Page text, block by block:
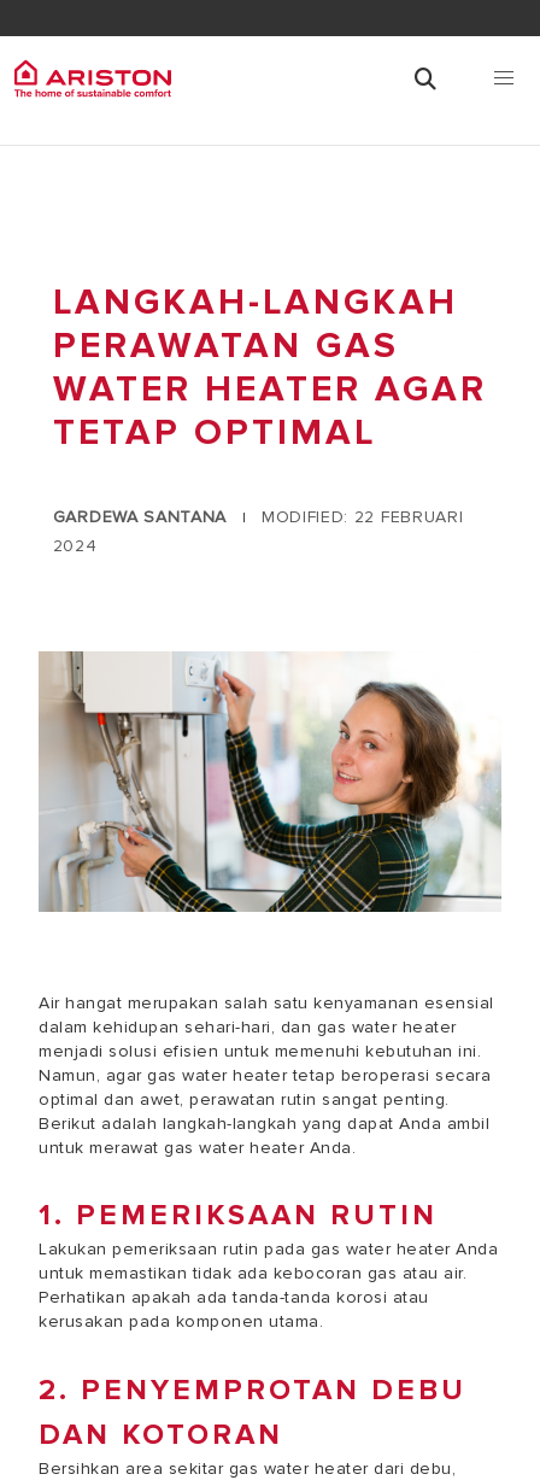
LANGKAH-LANGKAH
PERAWATAN GAS
WATER HEATER AGAR
TETAP OPTIMAL
GARDEWA SANTANA |
MODIFIED: 22 FEBRUARI
2024
Air hangat merupakan salah satu kenyamanan esensial
dalam kehidupan sehari-hari, dan gas water heater
menjadi solusi efisien untuk memenuhi kebutuhan ini.
Namun, agar gas water heater tetap beroperasi secara
optimal dan awet, perawatan rutin sangat penting.
Berikut adalah langkah-langkah yang dapat Anda ambil
untuk merawat gas water heater Anda.
1. PEMERIKSAAN RUTIN
Lakukan pemeriksaan rutin pada gas water heater Anda
untuk memastikan tidak ada kebocoran gas atau air.
Perhatikan apakah ada tanda-tanda korosi atau
kerusakan pada komponen utama.
2. PENYEMPROTAN DEBU
DAN KOTORAN
Bersihkan area sekitar gas water heater dari debu,